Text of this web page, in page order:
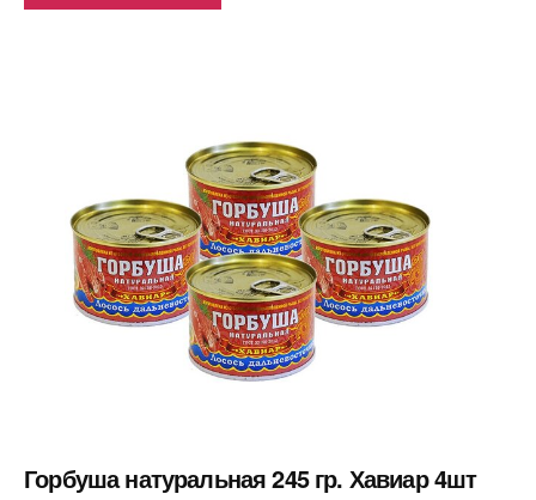
Горбуша натуральная 245 гр. Хавиар 4шт